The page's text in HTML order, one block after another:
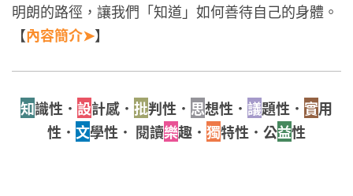
明朗的路徑，讓我們「知道」如何善待自己的身體。
【內容簡介➤】
知識性． 設計感． 批判性． 思想性． 議題性． 實用
性． 文學性． 閱讀樂趣． 獨特性．公益性